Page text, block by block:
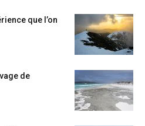
que l’on
de